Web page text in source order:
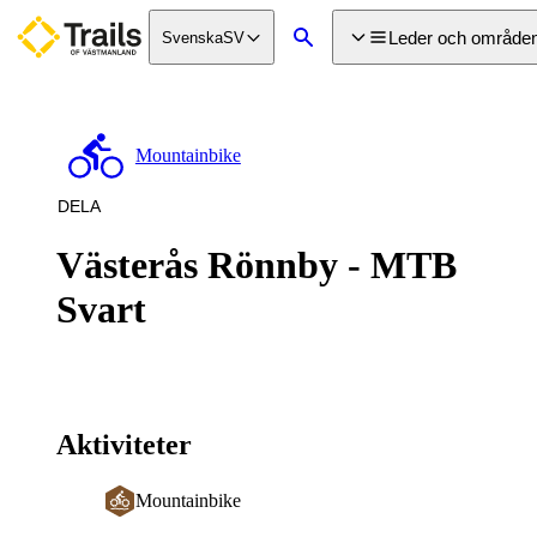
Leder och
Sök
SvenskaSV
Västerås Rönnby - MTB
Svart
Mountainbike
DELA
Aktiviteter
Mountainbike